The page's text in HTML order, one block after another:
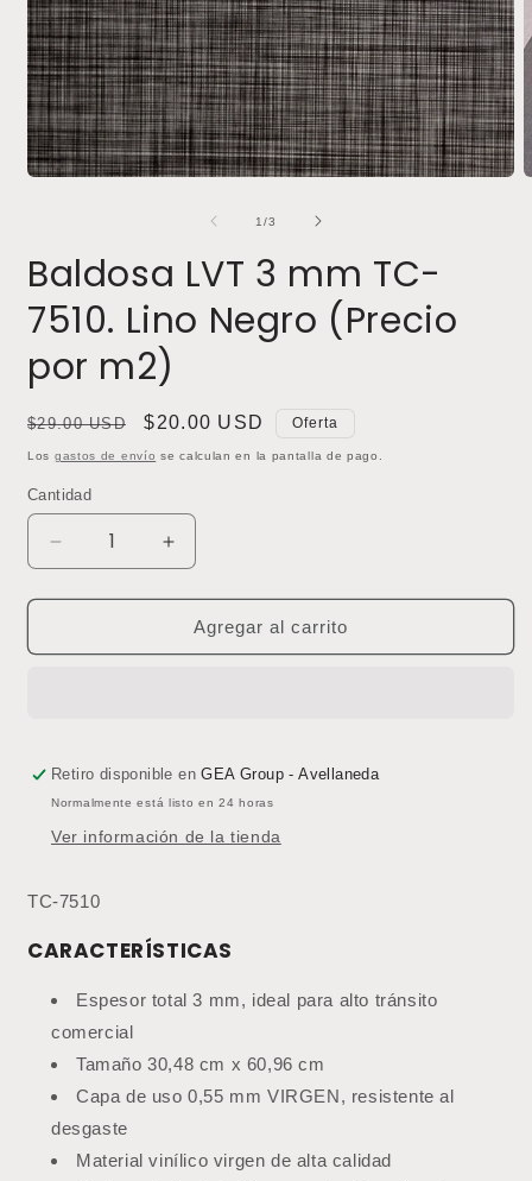
una
ventana
modal
1/de
3
Baldosa LVT 3 mm TC-
7510. Lino Negro (Precio
por m2)
Precio
habitual
$29.00 USD
Precio
de
$20.00 USD Oferta
Los gastos de envío se calculan en la pantalla de pago.
Cantidad
Reducir
cantidad
para
LVT
Lino
Negro
(Precio
por
Aumentar
cantidad
para
Baldosa
LVT
Lino
Negro
(Precio
por
Agregar al carrito
Retiro disponible enGEA Group - Avellaneda
Normalmente está listo en 24 horas
Ver información de la tienda
TC-7510
CARACTERÍSTICAS
Espesor total 3 mm, ideal para alto tránsito
comercial
Tamaño 30,48 cm x 60,96 cm
Capa de uso 0,55 mm VIRGEN, resistente al
desgaste
Material vinílico virgen de alta calidad